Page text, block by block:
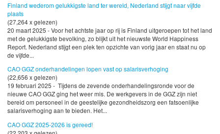
Finland wederom gelukkigste land ter wereld, Nederland stijgt naar vijfde
plaats
(27,264 x gelezen)
20 maart 2025 - Voor het achtste jaar op rij is Finland uitgeroepen tot het land
met de gelukkigste bevolking, zo blijkt uit het nieuwste World Happiness
Report. Nederland stijgt een plek ten opzichte van vorig jaar en staat nu op
de vijfde...
CAO GGZ onderhandelingen lopen vast op salarisverhoging
(22,656 x gelezen)
19 februari 2025 - Tijdens de zevende onderhandelingsronde voor de
nieuwe CAO GGZ ging het weer mis. De werkgevers in de GGZ zijn niet
bereid om personeel in de geestelijke gezondheidszorg een fatsoenlijke
salarisverhoging aan te bieden. Het...
CAO GGZ 2025-2026 is gereed!